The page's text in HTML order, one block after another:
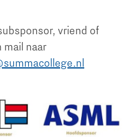
vriend of
mail naar